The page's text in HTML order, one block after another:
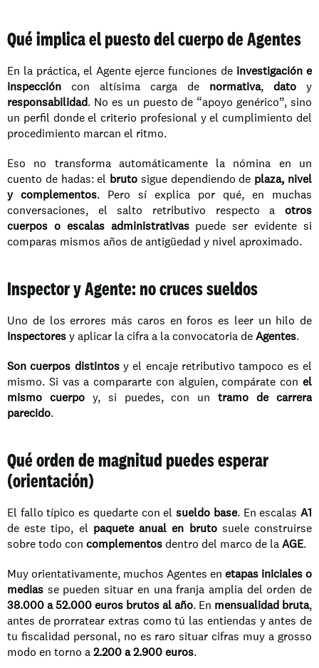
Qué implica el puesto del cuerpo de Agentes
En la práctica, el Agente ejerce funciones de investigación e
inspección con altísima carga de normativa, dato
responsabilidad. No es un puesto de “apoyo genérico”, sino
un perfil donde el criterio profesional y el cumplimiento del
procedimiento marcan el ritmo.
Eso no transforma automáticamente la nómina en un
cuento de hadas: el bruto sigue dependiendo de plaza, nivel
y complementos. Pero sí explica por qué, en muchas
conversaciones, el salto retributivo respecto a otros
cuerpos o escalas administrativas puede ser evidente si
comparas mismos años de antigüedad y nivel aproximado.
Inspector y Agente: no cruces sueldos
Inspectores y aplicar la cifra a la convocatoria de Agentes.
Son cuerpos distintos y el encaje retributivo tampoco es el
mismo. Si vas a compararte con alguien, compárate con el
mismo cuerpo y, si puedes, con un tramo de carrera
parecido.
Qué orden de magnitud puedes esperar
(orientación)
El fallo típico es quedarte con el sueldo base. En escalas A1
de este tipo, el paquete anual en bruto suele construirse
sobre todo con complementos dentro del marco de la AGE.
Muy orientativamente, muchos Agentes en etapas iniciales o
medias
38.000 a 52.000 euros brutos al año. En mensualidad bruta,
antes de prorratear extras como tú las entiendas y antes de
tu fiscalidad personal, no es raro situar cifras muy a grosso
modo en torno a 2.200 a 2.900 euros.